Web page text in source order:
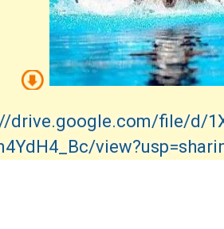
drive.google.com/file/d/